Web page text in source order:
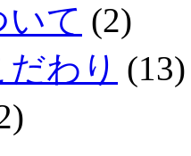
いて (2)
わり (13)